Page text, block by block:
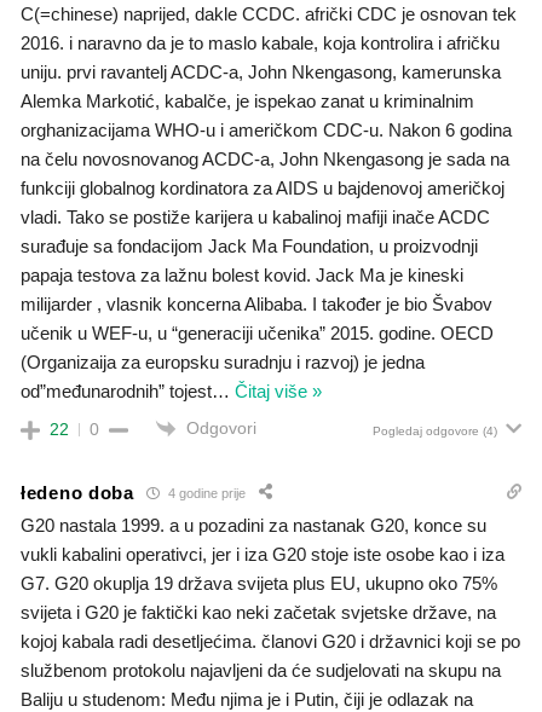
C(=chinese) naprijed, dakle CCDC. afrički CDC je osnovan tek
2016. i naravno da je to maslo kabale, koja kontrolira i afričku
uniju. prvi ravantelj ACDC-a, John Nkengasong, kamerunska
Alemka Markotić, kabalče, je ispekao zanat u kriminalnim
orghanizacijama WHO-u i američkom CDC-u. Nakon 6 godina
na čelu novosnovanog ACDC-a, John Nkengasong je sada na
funkciji globalnog kordinatora za AIDS u bajdenovoj američkoj
vladi. Tako se postiže karijera u kabalinoj mafiji inače ACDC
surađuje sa fondacijom Jack Ma Foundation, u proizvodnji
papaja testova za lažnu bolest kovid. Jack Ma je kineski
milijarder , vlasnik koncerna Alibaba. I također je bio Švabov
učenik u WEF-u, u “generaciji učenika” 2015. godine. OECD
(Organizaija za europsku suradnju i razvoj) je jedna
od”međunarodnih” tojest… Čitaj više »
22 0 Odgovori Pogledaj odgovore (4)
łedeno doba 4 godine prije
G20 nastala 1999. a u pozadini za nastanak G20, konce su
vukli kabalini operativci, jer i iza G20 stoje iste osobe kao i iza
G7. G20 okuplja 19 država svijeta plus EU, ukupno oko 75%
svijeta i G20 je faktički kao neki začetak svjetske države, na
kojoj kabala radi desetljećima. članovi G20 i državnici koji se po
službenom protokolu najavljeni da će sudjelovati na skupu na
Baliju u studenom: Među njima je i Putin, čiji je odlazak na